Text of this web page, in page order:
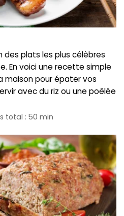
des plats les plus célèbres
En voici une recette simple
maison pour épater vos
avec du riz ou une poêlée
total : 50 min